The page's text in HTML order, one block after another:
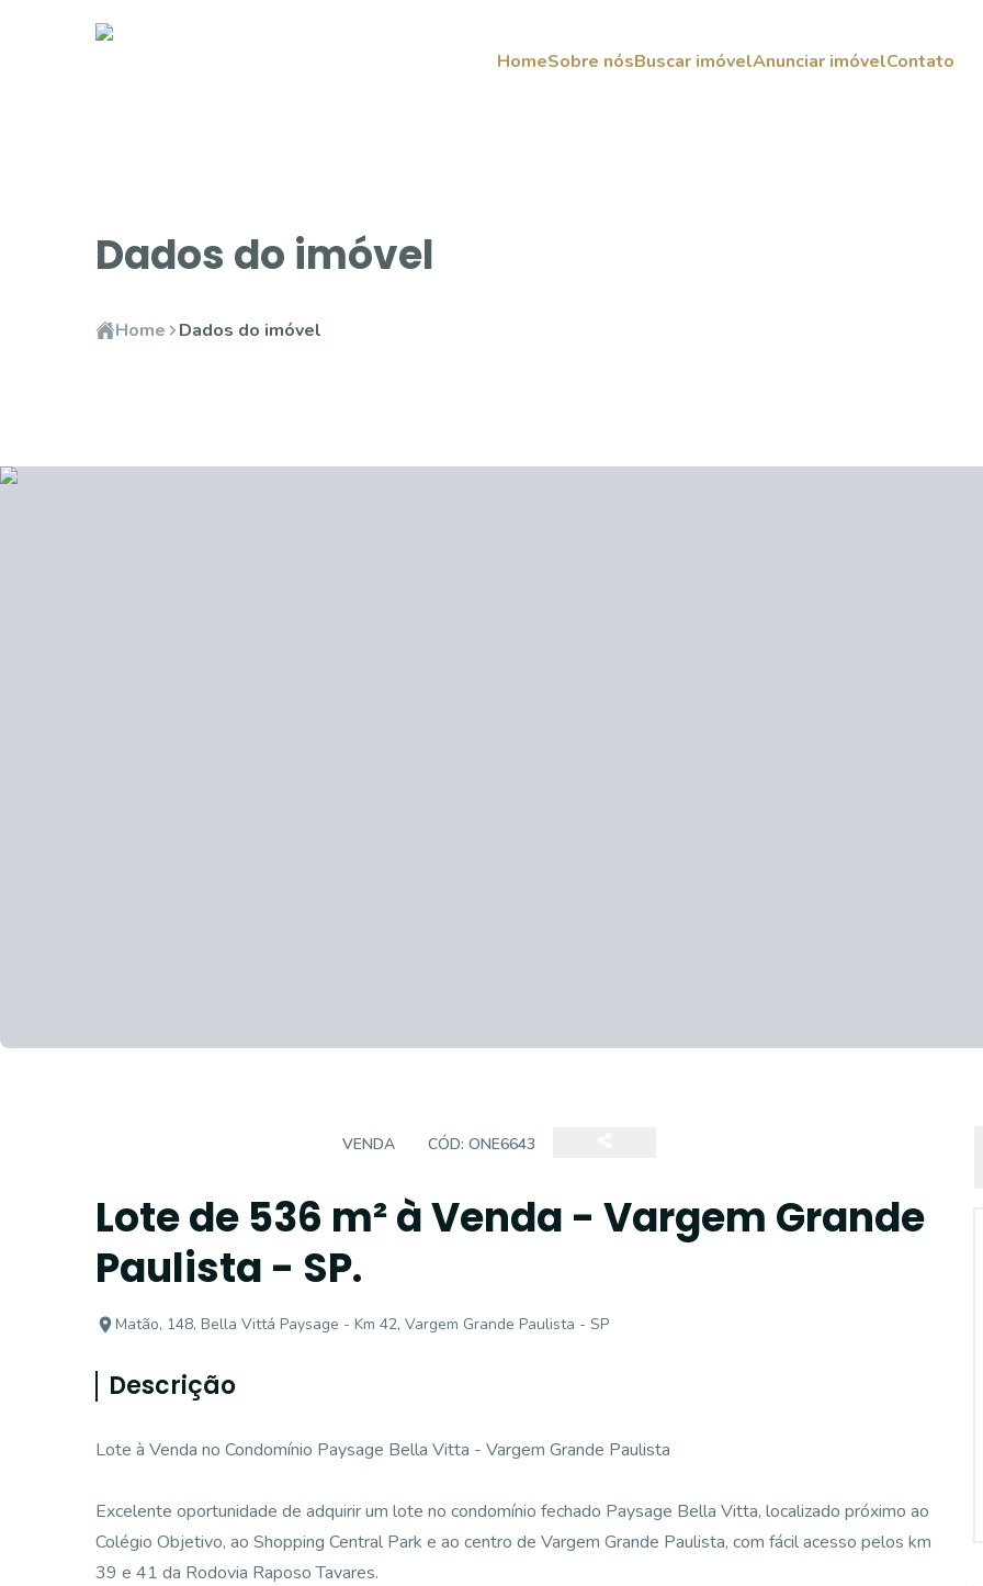
HomeSobre nósBuscar imóvelAnunciar imóvelContato
Dados do imóvel
Home Dados do imóvel
VENDA CÓD: ONE6643
Lote de 536 m² à Venda - Vargem Grande
Paulista - SP.
Matão, 148, Bella Vittá Paysage - Km 42, Vargem Grande Paulista - SP
Descrição
Lote à Venda no Condomínio Paysage Bella Vitta - Vargem Grande Paulista
Excelente oportunidade de adquirir um lote no condomínio fechado Paysage Bella Vitta, localizado próximo ao
Colégio Objetivo, ao Shopping Central Park e ao centro de Vargem Grande Paulista, com fácil acesso pelos km
39 e 41 da Rodovia Raposo Tavares.